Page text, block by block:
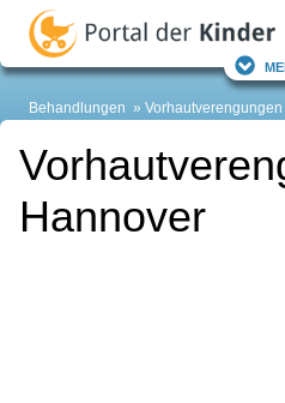
Behandlungen Vorhautverengungen
Hannover